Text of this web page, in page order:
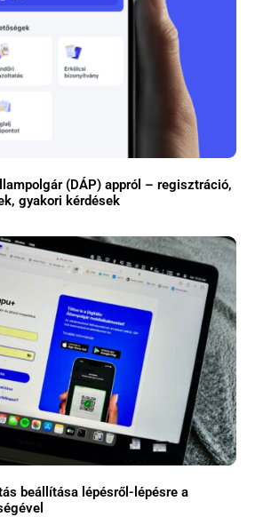
(DÁP) appról – regisztráció,
gyakori kérdések
beállítása lépésről-lépésre a